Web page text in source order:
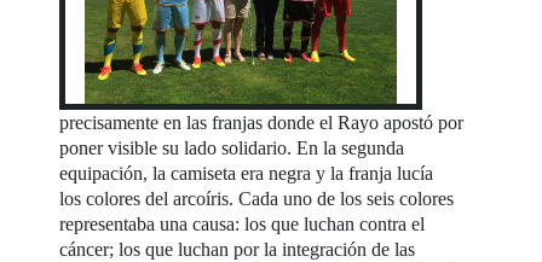
precisamente en las franjas donde el Rayo apostó por
poner visible su lado solidario. En la segunda
equipación, la camiseta era negra y la franja lucía
los colores del arcoíris. Cada uno de los seis colores
representaba una causa: los que luchan contra el
cáncer; los que luchan por la integración de las